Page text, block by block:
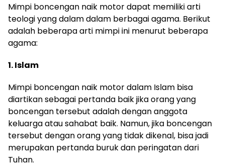
Mimpi boncengan naik motor dapat memiliki arti
teologi yang dalam dalam berbagai agama. Berikut
adalah beberapa arti mimpi ini menurut beberapa
agama:
1. Islam
Mimpi boncengan naik motor dalam Islam bisa
diartikan sebagai pertanda baik jika orang yang
boncengan tersebut adalah dengan anggota
keluarga atau sahabat baik. Namun, jika boncengan
tersebut dengan orang yang tidak dikenal, bisa jadi
merupakan pertanda buruk dan peringatan dari
Tuhan.